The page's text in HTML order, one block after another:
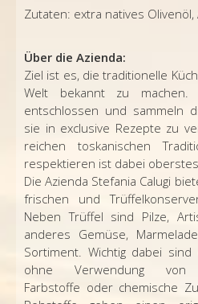
Zutaten: extra natives
Über die Azienda:
Ziel ist es, die traditionelle
Welt bekannt zu
entschlossen und sammeln
sie in exclusive Rezepte zu
reichen toskanischen
respektieren ist dabei
Die Azienda Stefania Calugi
frischen und
Neben Trüffel sind Pilze,
anderes Gemüse,
Sortiment. Wichtig dabei sind
ohne Verwendung von
Farbstoffe oder chemische